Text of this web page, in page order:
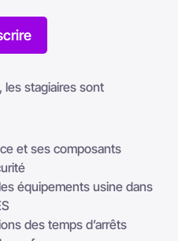
les stagiaires sont
et ses composants
équipements usine dans
des temps d’arrêts